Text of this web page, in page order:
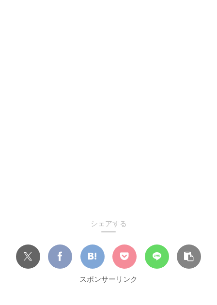
シェアする
スポンサーリンク